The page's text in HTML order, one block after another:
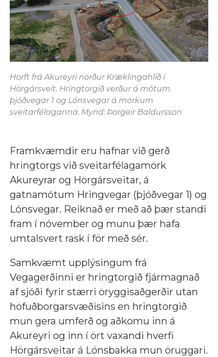
Horft frá Akureyri norður Kræklingahlíð í
Hörgársveit. Hringtorgið verður á mótum
þjóðvegar 1 og Lónsvegar á mörkum
sveitarfélaganna. Mynd: Þorgeir Baldursson
Framkvæmdir eru hafnar við gerð
hringtorgs við sveitarfélagamörk
Akureyrar og Hörgársveitar, á
gatnamótum Hringvegar (þjóðvegar 1) og
Lónsvegar. Reiknað er með að þær standi
fram í nóvember og munu þær hafa
umtalsvert rask í för með sér.
Samkvæmt upplýsingum frá
Vegagerðinni er hringtorgið fjármagnað
af sjóði fyrir stærri öryggisaðgerðir utan
höfuðborgarsvæðisins en hringtorgið
mun gera umferð og aðkomu inn á
Akureyri og inn í ört vaxandi hverfi
Hörgársveitar á Lónsbakka mun öruggari.